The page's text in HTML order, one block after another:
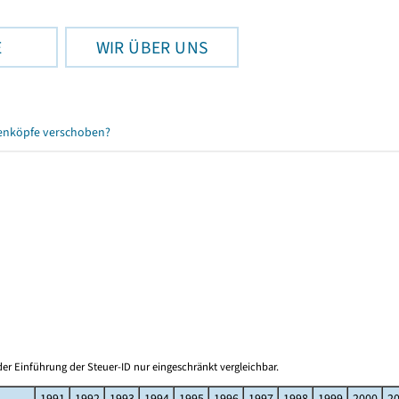
WIR ÜBER UNS
verschoben?
Einführung der Steuer-ID nur eingeschränkt vergleichbar.